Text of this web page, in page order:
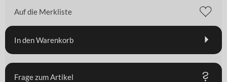
Auf die Merkliste
In den Warenkorb
Frage zum Artikel